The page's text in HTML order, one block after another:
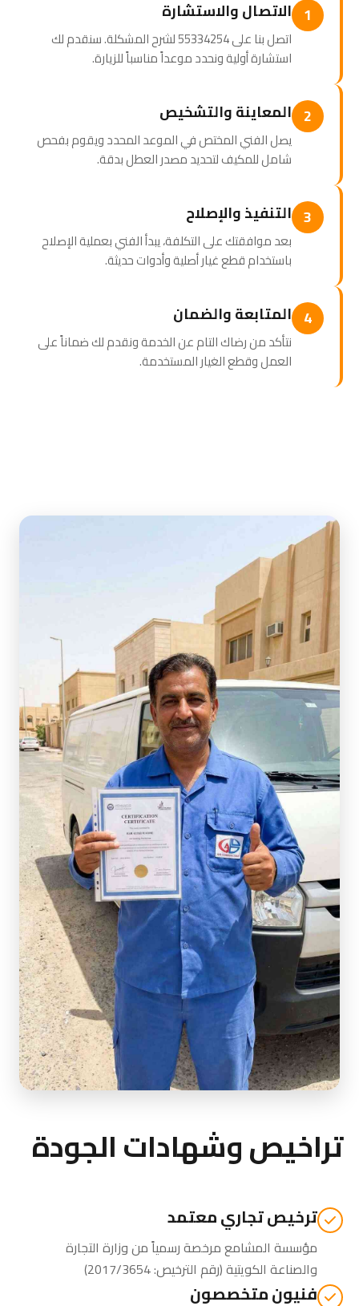
1 الاتصال والاستشارة
اتصل بنا على 55334254 لشرح المشكلة. سنقدم لك
استشارة أولية ونحدد موعداً مناسباً للزيارة.
2 المعاينة والتشخيص
يصل الفني المختص في الموعد المحدد ويقوم بفحص
شامل للمكيف لتحديد مصدر العطل بدقة.
3 التنفيذ والإصلاح
بعد موافقتك على التكلفة، يبدأ الفني بعملية الإصلاح
باستخدام قطع غيار أصلية وأدوات حديثة.
4 المتابعة والضمان
نتأكد من رضاك التام عن الخدمة ونقدم لك ضماناً على
العمل وقطع الغيار المستخدمة.
تراخيص وشهادات الجودة
ترخيص تجاري معتمد
مؤسسة المشامع مرخصة رسمياً منوزارة التجارة
والصناعة الكويتية(رقم الترخيص: 2017/3654)
فنيون متخصصون